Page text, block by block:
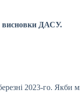
висновки ДАСУ.
2023-го. Якби